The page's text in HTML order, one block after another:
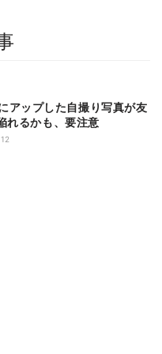
ップした自撮り写真が友
れるかも、要注意